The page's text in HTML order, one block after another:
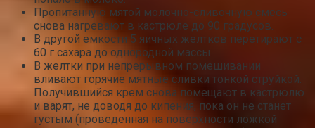
Пропитанную мятой молочно-сливочную смесь
снова нагревают в кастрюле до 90 градусов.
В другой емкости 5 яичных желтков перетирают с
60 г сахара до однородной массы.
В желтки при непрерывном помешивании
вливают горячие мятные сливки тонкой струйкой.
Получившийся крем снова помещают в кастрюлю
и варят, не доводя до кипения, пока он не станет
густым (проведенная на поверхности ложкой